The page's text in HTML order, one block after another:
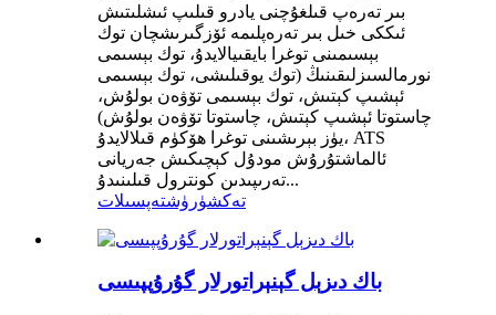
بىر تەرەپ قىلغۇچنى يادرو قىلىپ ئىشلىتىش
ئىككى خىل بىر تەرەپلىمە ئۆزگىرىشچان توك
بېسىمىنى توغرا بايقىيالايدۇ، توك بېسىمى
نورمالسىزلىقىنىڭ (توك يوقىلىشى، توك بېسىمى
ئېشىپ كېتىش، توك بېسىمى تۆۋەن بولۇش،
چاستوتا ئېشىپ كېتىش، چاستوتا تۆۋەن بولۇش)
يۈز بېرىشىنى توغرا ھۆكۈم قىلالايدۇ، ATS
ئالماشتۇرۇش مودۇل كېچىكىش جەريانى
تەرىپىدىن كونترول قىلىنىدۇ...
تەكشۈرۈشتەپسىلات
باك دىزېل گېنېراتورلار گۇرۇپپىسى